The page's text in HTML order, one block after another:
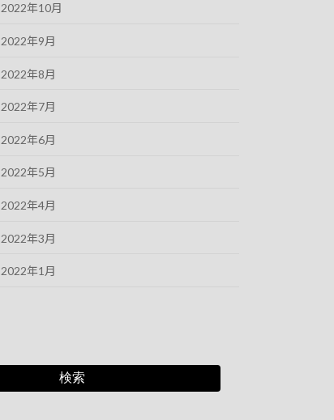
2022年10月
2022年9月
2022年8月
2022年7月
2022年6月
2022年5月
2022年4月
2022年3月
2022年1月
検索